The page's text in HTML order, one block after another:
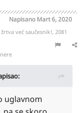
Napisano Mart 6, 2020
već saučesnik!, 2081
uglavnom